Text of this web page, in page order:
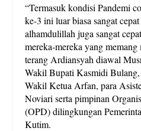
“Termasuk kondisi Pandemi
ke-3 ini luar biasa sangat
alhamdulillah juga sangat
mereka-mereka yang
terang Ardiansyah diawal
Wakil Bupati Kasmidi
Wakil Ketua Arfan, para
Noviari serta pimpinan
(OPD) dilingkungan
Kutim.